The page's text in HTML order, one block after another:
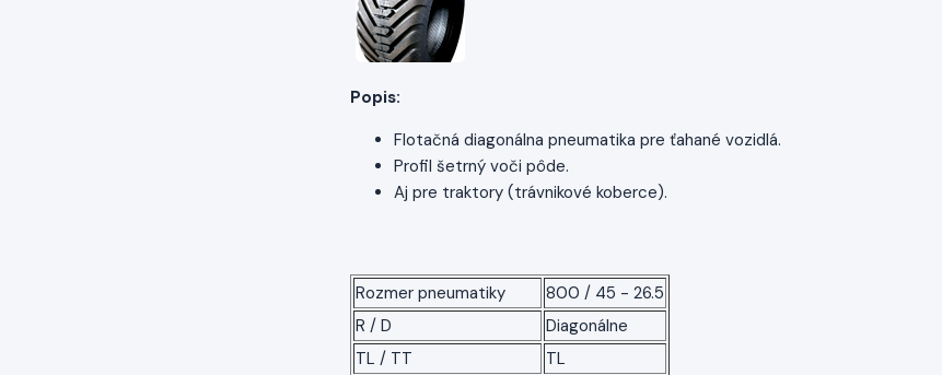
Popis:
Flotačná diagonálna pneumatika pre ťahané vozidlá.
Profil šetrný voči pôde.
Aj pre traktory (trávnikové koberce).
Rozmer pneumatiky
800 / 45 - 26.5
R / D
Diagonálne
TL / TT
TL